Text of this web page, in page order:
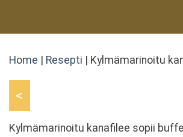
Home Resepti Kylmämarinoitu
<
Kylmämarinoitu kanafilee sopii